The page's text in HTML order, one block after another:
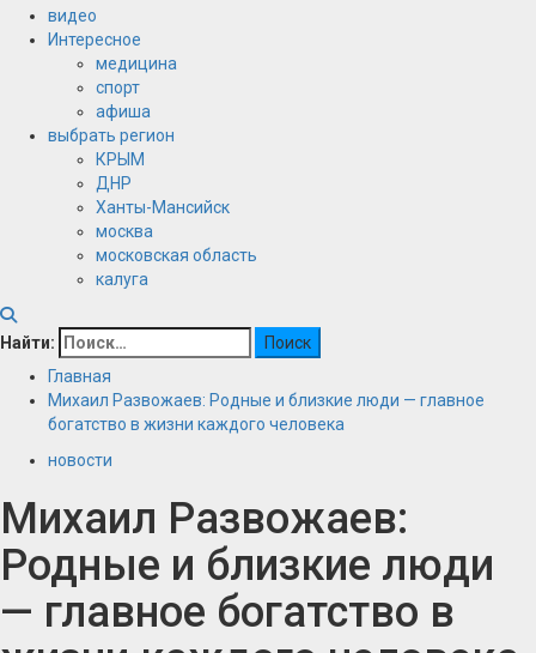
видео
Интересное
медицина
спорт
афиша
выбрать регион
КРЫМ
ДНР
Ханты-Мансийск
москва
московская область
калуга
Найти:
Главная
Михаил Развожаев: Родные и близкие люди — главное
богатство в жизни каждого человека
новости
Михаил Развожаев:
Родные и близкие люди
— главное богатство в